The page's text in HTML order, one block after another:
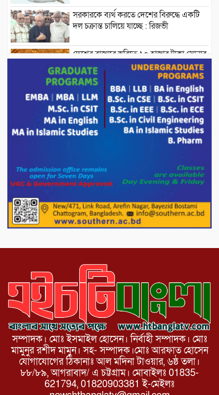
সরকারকে ব্যর্থ করতে দেশের বিরুদ্ধে একটি
দল চক্রান্ত চালিয়ে যাচ্ছে : রিজভী
দেশের বাজারে ভরিতে ১০ হাজার টাকা সোনার
দাম বাড়ানোর ঘোষণা।
ভারপ্রাপ্ত রাষ্ট্রপতি হাফিজ উদ্দিন আহমদের
সাথে এইচটি বাংলা অনলাইন পোর্টাল ও আইপি
টিভির সম্পাদক মোঃ ইসমাইল হোসেনের
সৌজন্য সাক্ষাৎ।
পাটগ্রামে জুলাই অভ্যুত্থান দিবস উপলক্ষে
পোরশায় গণঅভ্যুত্থান দিবসে শহিদ ও জুলাই
১১ দলীয় ঐক্য পোরশা উপজেলা শাখার
সম্পাদক। মোঃ ইসমাইল হোসেন। নির্বাহী সম্পাদক। মোঃ
মামুনুর রশীদ মামুন। সহ- সম্পাদক।মোঃ আরফাত হোসেন
যোগাযোগের ঠিকানাঃ আল মদিনা টাওয়ার, ৬ষ্ঠ তলা।
৮৮/৮৯, আগরাবাদ/ এ চট্টগ্রাম। মোবাইলঃ 01835-
621794, 01820903381 ই-মেইলঃ